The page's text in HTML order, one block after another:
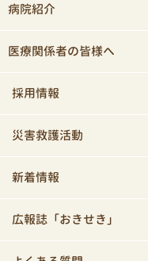
病院紹介
医療関係者の皆様へ
採用情報
災害救護活動
新着情報
広報誌「おきせき」